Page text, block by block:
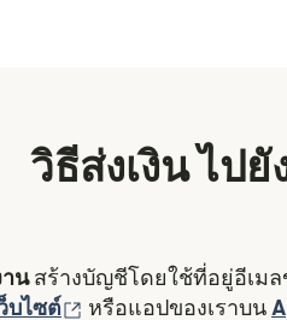
วิธีส่งเงิน ไป
นสร้างบัญชีโดยใช้ที่อยู่อีเม
บไซต์ (เปิดในหน้าต่างใหม่)
หรือแอปของเราบน